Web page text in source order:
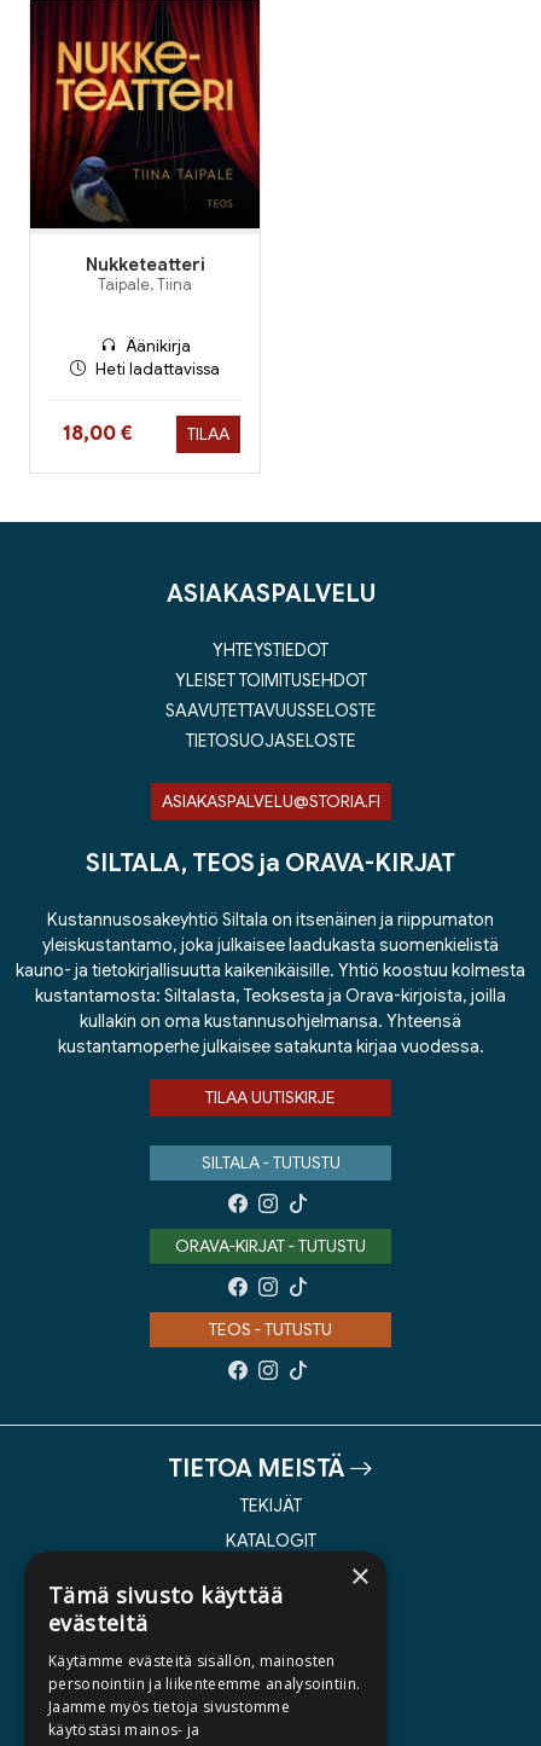
Nukketeatteri
Taipale, Tiina
Äänikirja
Heti ladattavissa
Hinta nyt
18,00 € TILAA
ASIAKASPALVELU
YHTEYSTIEDOT
YLEISET TOIMITUSEHDOT
SAAVUTETTAVUUSSELOSTE
TIETOSUOJASELOSTE
ASIAKASPALVELU@STORIA.FI
SILTALA, TEOS ja ORAVA-KIRJAT
Kustannusosakeyhtiö Siltala on itsenäinen ja riippumaton
yleiskustantamo, joka julkaisee laadukasta suomenkielistä
kauno- ja tietokirjallisuutta kaikenikäisille. Yhtiö koostuu kolmesta
kustantamosta: Siltalasta, Teoksesta ja Orava-kirjoista, joilla
kullakin on oma kustannusohjelmansa. Yhteensä
kustantamoperhe julkaisee satakunta kirjaa vuodessa.
TILAA UUTISKIRJE
SILTALA - TUTUSTU
ORAVA-KIRJAT - TUTUSTU
TEOS - TUTUSTU
TIETOA MEISTÄ
TEKIJÄT
KATALOGIT
KIRJA TILAUSTYÖNÄ
MEDIALLE
×
Tämä sivusto käyttää
evästeitä
Käytämme evästeitä sisällön, mainosten
personointiin ja liikenteemme analysointiin.
Jaamme myös tietoja sivustomme
käytöstäsi mainos- ja